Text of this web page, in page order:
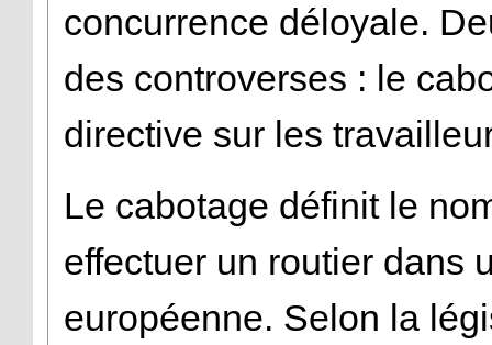
concurrence déloyale.
des controverses : le
directive sur les
Le cabotage définit le
effectuer un routier dans
européenne. Selon la